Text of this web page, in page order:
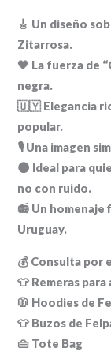
🎸 Un diseño
Zitarrosa.
🖤 La fuerza de
negra.
🇺🇾 Elegancia
popular.
🎙️ Una imagen
🌑 Ideal para
no con ruido.
📻 Un homenaje
Uruguay.
💰 Consulta por
👕 Remeras
🧥 Hoodies de
👕 Buzos de
👜 Tote Bag